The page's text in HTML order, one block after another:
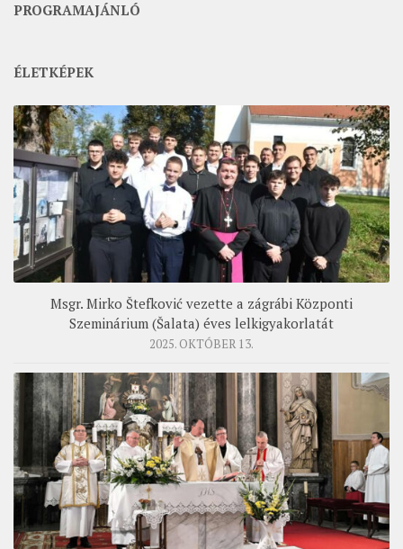
PROGRAMAJÁNLÓ
ÉLETKÉPEK
Msgr. Mirko Štefković vezette a zágrábi Központi
Szeminárium (Šalata) éves lelkigyakorlatát
2025. OKTÓBER 13.